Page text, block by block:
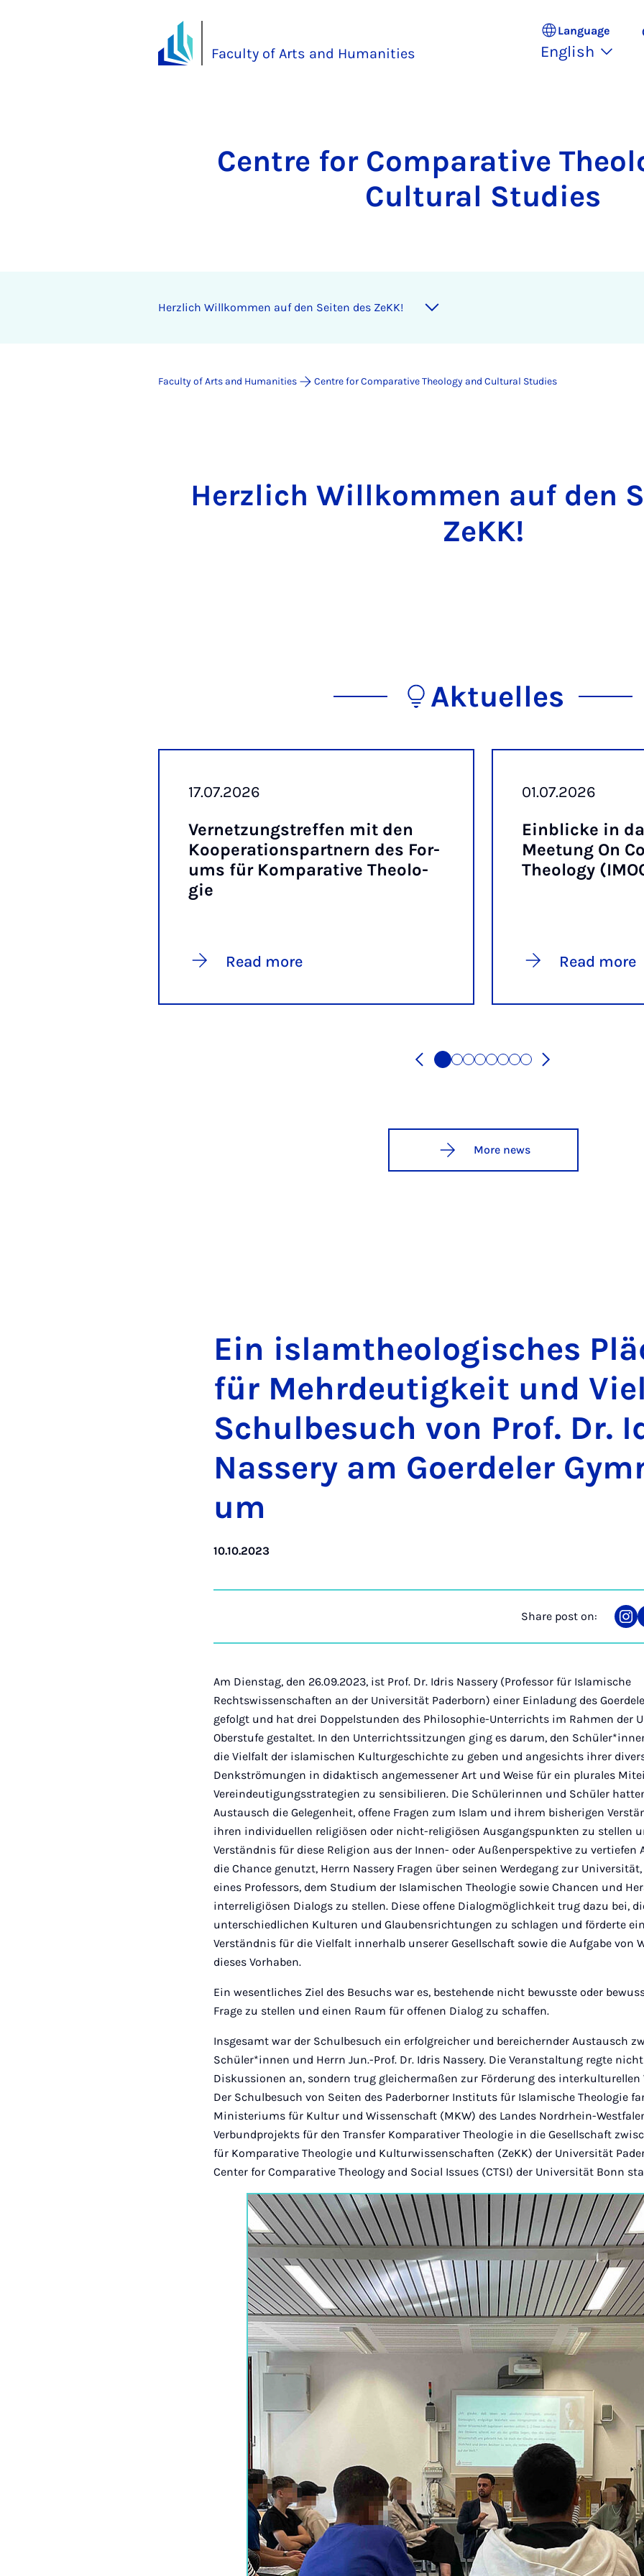
Faculty of Arts and Humanities
Language
English
Centre for Comparative
Cultural Studies
Herzlich Willkommen auf den Seiten des ZeKK!
Faculty of Arts and Humanities Centre for Comparative Theology and Cultural Studies
Herzlich Willkommen auf den
ZeKK!
Aktuelles
17.07.2026
Vernet­zung­stref­fen mit den
Ko­op­er­a­tion­spart­nern des For­
ums für Kom­par­at­ive Theo­lo­
gie
Read more
01.07.2026
Ein­blicke in
Mee­tung On
Theo­logy
Read more
More news
Ein is­lam­theo­lo­gisches
für Mehrdeut­igkeit und
Schul­besuch von Prof. Dr.
Nas­sery am Go­er­del­er
um
10.10.2023
Share post on:
on
Am Dienstag, den 26.09.2023, ist Prof. Dr. Idris Nassery (Professor für Islamische
Rechtswissenschaften an der Universität Paderborn) einer Einladung des
gefolgt und hat drei Doppelstunden des Philosophie-Unterrichts im Rahmen der
Oberstufe gestaltet. In den Unterrichtssitzungen ging es darum, den
die Vielfalt der islamischen Kulturgeschichte zu geben und angesichts ihrer
Denkströmungen in didaktisch angemessener Art und Weise für ein plurales
Vereindeutigungsstrategien zu sensibilieren. Die Schülerinnen und Schüler
Austausch die Gelegenheit, offene Fragen zum Islam und ihrem bisherigen
ihren individuellen religiösen oder nicht-religiösen Ausgangspunkten zu stellen
Verständnis für diese Religion aus der Innen- oder Außenperspektive zu vertiefen
die Chance genutzt, Herrn Nassery Fragen über seinen Werdegang zur
eines Professors, dem Studium der Islamischen Theologie sowie Chancen und
interreligiösen Dialogs zu stellen. Diese offene Dialogmöglichkeit trug dazu bei,
unterschiedlichen Kulturen und Glaubensrichtungen zu schlagen und förderte
Verständnis für die Vielfalt innerhalb unserer Gesellschaft sowie die Aufgabe von
dieses Vorhaben.
Ein wesentliches Ziel des Besuchs war es, bestehende nicht bewusste oder
Frage zu stellen und einen Raum für offenen Dialog zu schaffen.
Insgesamt war der Schulbesuch ein erfolgreicher und bereichernder Austausch
Schüler*innen und Herrn Jun.-Prof. Dr. Idris Nassery. Die Veranstaltung regte
Diskussionen an, sondern trug gleichermaßen zur Förderung des interkulturellen
Der Schulbesuch von Seiten des Paderborner Instituts für Islamische Theologie
Ministeriums für Kultur und Wissenschaft (MKW) des Landes Nordrhein-
Verbundprojekts für den Transfer Komparativer Theologie in die Gesellschaft
für Komparative Theologie und Kulturwissenschaften (ZeKK) der Universität
Center for Comparative Theology and Social Issues (CTSI) der Universität Bonn